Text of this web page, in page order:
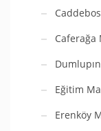
Eğitim
Erenköy